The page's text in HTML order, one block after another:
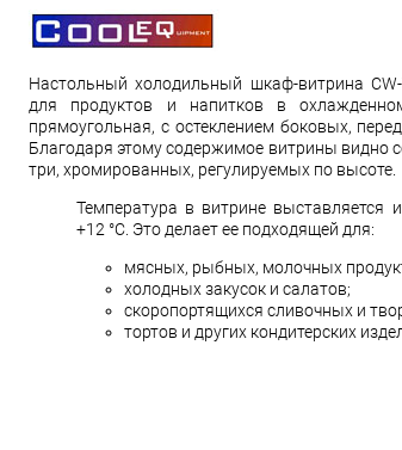
Настольный холодильный шкаф-витрина
для продуктов и напитков в
прямоугольная, с остеклением боковых,
Благодаря этому содержимое витрины видно
три, хромированных, регулируемых по высоте.
Температура в витрине выставляется
+12 °С. Это делает ее подходящей для:
мясных, рыбных, молочных
холодных закусок и салатов;
скоропортящихся сливочных и
тортов и других кондитерских